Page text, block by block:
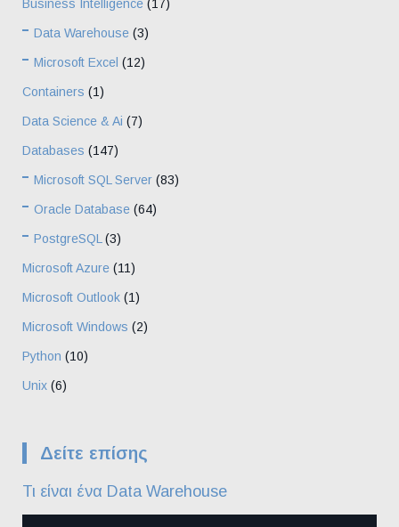
Business Intelligence (17)
Data Warehouse (3)
Microsoft Excel (12)
Containers (1)
Data Science & Ai (7)
Databases (147)
Microsoft SQL Server (83)
Oracle Database (64)
PostgreSQL (3)
Microsoft Azure (11)
Microsoft Outlook (1)
Microsoft Windows (2)
Python (10)
Unix (6)
Δείτε επίσης
Τι είναι ένα Data Warehouse